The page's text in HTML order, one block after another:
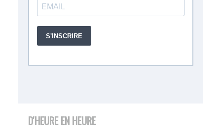
D'HEURE EN HEURE